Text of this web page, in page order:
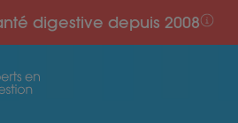
digestive depuis 2008